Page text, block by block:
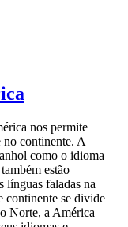
nos permite
no continente. A
como o idioma
estão
línguas faladas na
continente se divide
Norte, a América